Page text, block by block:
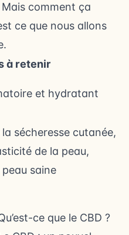
Mais comment ça
ce que nous allons
à retenir
et hydratant
sécheresse cutanée,
de la peau,
saine
ce que le CBD ?